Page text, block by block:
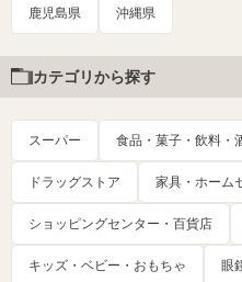
鹿児島県 沖縄県
カテゴリから探す
スーパー 食品・菓子・飲料・
ドラッグストア 家具・ホーム
ショッピングセンター・百貨店
キッズ・ベビー・おもちゃ 眼